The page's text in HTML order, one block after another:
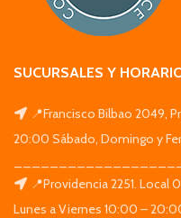
SUCURSALES Y
📍Francisco Bilbao 2049,
20:00 Sábado, Domingo y
📍Providencia 2251. Local
Lunes a Viernes 10:00 –